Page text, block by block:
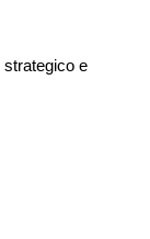
strategico e